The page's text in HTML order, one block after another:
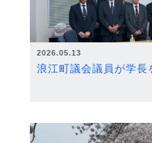
2026.05.13
浪江町議会議員が学長